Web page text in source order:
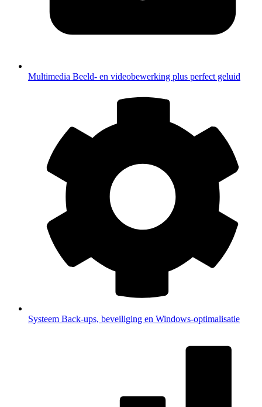
Multimedia Beeld- en videobewerking plus perfect geluid
Systeem Back-ups, beveiliging en Windows-optimalisatie